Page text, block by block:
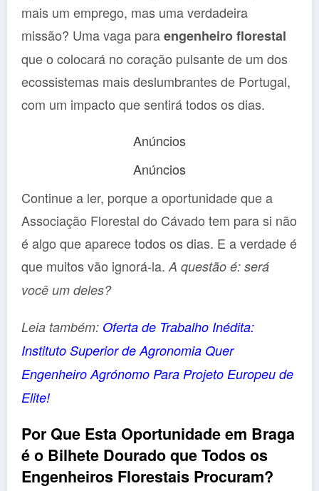
mais um emprego, mas uma verdadeira
missão? Uma vaga paraengenheiro florestal
que o colocará no coração pulsante de um dos
ecossistemas mais deslumbrantes de Portugal,
com um impacto que sentirá todos os dias.
Anúncios
Anúncios
Continue a ler, porque a oportunidade que a
Associação Florestal do Cávado tem para si não
é algo que aparece todos os dias. E a verdade é
que muitos vão ignorá-la.A questão é: será
você um deles?
Leia também: Oferta de Trabalho Inédita:
Instituto Superior de Agronomia Quer
Engenheiro Agrónomo Para Projeto Europeu de
Elite!
Por Que Esta Oportunidade em Braga
é o Bilhete Dourado que Todos os
Engenheiros Florestais Procuram?